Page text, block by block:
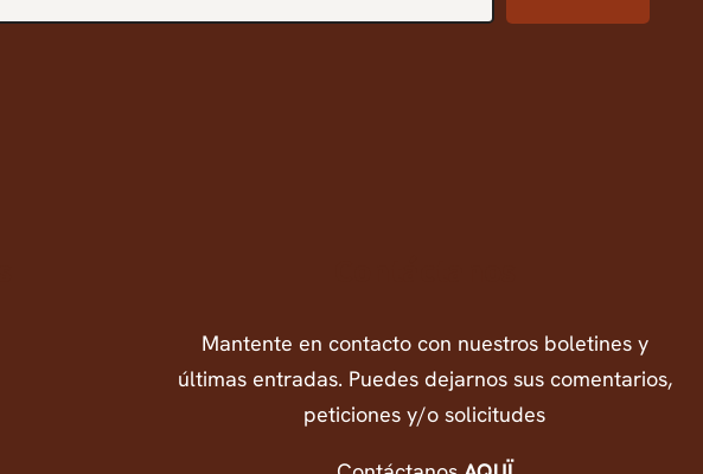
Mantente en contacto con nuestros boletines y
últimas entradas. Puedes dejarnos sus comentarios,
peticiones y/o solicitudes